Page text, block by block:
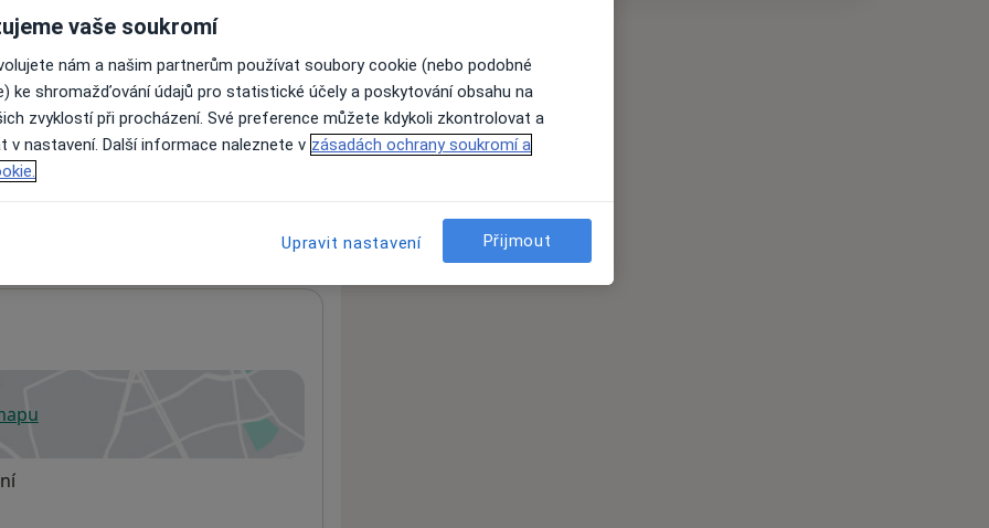
nejsou k dispozici
informace o svých službách.
v nové záložce
vaše soukromí
nám a našim partnerům používat soubory cookie (nebo podobné
ke shromažďování údajů pro statistické účely a poskytování obsahu na
zvyklostí při procházení. Své preference můžete kdykoli zkontrolovat a
v nastavení. Další informace naleznete v zásadách ochrany soukromí a
Upravit nastavení Přijmout